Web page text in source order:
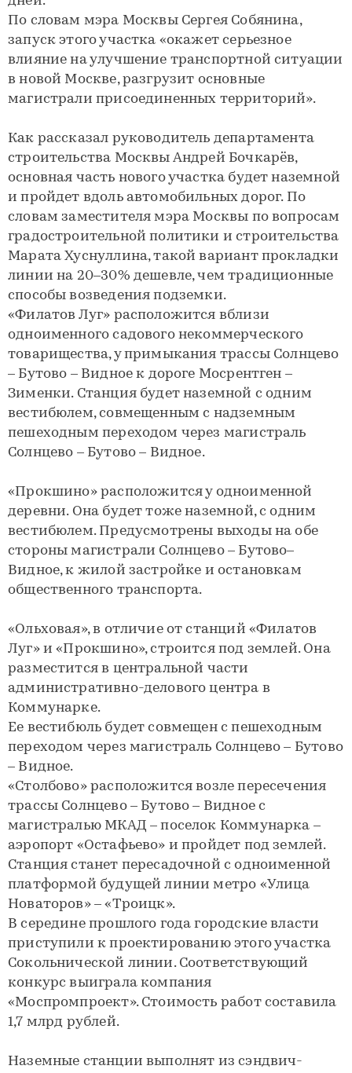
По словам мэра Москвы Сергея Собянина,
запуск этого участка «окажет серьезное
влияние на улучшение транспортной ситуации
в новой Москве, разгрузит основные
магистрали присоединенных территорий».
Как рассказал руководитель департамента
строительства Москвы Андрей Бочкарёв,
основная часть нового участка будет наземной
и пройдет вдоль автомобильных дорог. По
словам заместителя мэра Москвы по вопросам
градостроительной политики и строительства
Марата Хуснуллина, такой вариант прокладки
линии на 20–30% дешевле, чем традиционные
способы возведения подземки.
«Филатов Луг» расположится вблизи
одноименного садового некоммерческого
товарищества, у примыкания трассы Солнцево
– Бутово – Видное к дороге Мосрентген –
Зименки. Станция будет наземной с одним
вестибюлем, совмещенным с надземным
пешеходным переходом через магистраль
Солнцево – Бутово – Видное.
«Прокшино» расположится у одноименной
деревни. Она будет тоже наземной, с одним
вестибюлем. Предусмотрены выходы на обе
стороны магистрали Солнцево – Бутово–
Видное, к жилой застройке и остановкам
общественного транспорта.
«Ольховая», в отличие от станций «Филатов
Луг» и «Прокшино», строится под землей. Она
разместится в центральной части
административно-делового центра в
Коммунарке.
Ее вестибюль будет совмещен с пешеходным
переходом через магистраль Солнцево – Бутово
– Видное.
«Столбово» расположится возле пересечения
трассы Солнцево – Бутово – Видное с
магистралью МКАД – поселок Коммунарка –
аэропорт «Остафьево» и пройдет под землей.
Станция станет пересадочной с одноименной
платформой будущей линии метро «Улица
Новаторов» – «Троицк».
В середине прошлого года городские власти
приступили к проектированию этого участка
Сокольнической линии. Соответствующий
конкурс выиграла компания
«Моспромпроект». Стоимость работ составила
1,7 млрд рублей.
Наземные станции выполнят из сэндвич-